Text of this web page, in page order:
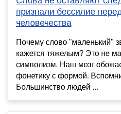
признали бессилие
человечества
Почему слово "маленький"
кажется тяжелым? Это не
символизм. Наш мозг
фонетику с формой.
Большинство людей ...